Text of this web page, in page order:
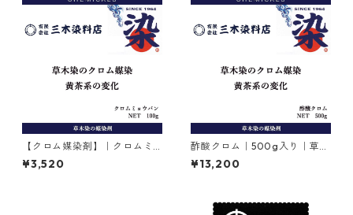
【クロム媒染剤】｜クロムミ
ョウバン｜100g
¥3,520
酢酸クロム｜500g入り｜草木
染のクロム媒染剤｜お取り寄
せ
¥13,200